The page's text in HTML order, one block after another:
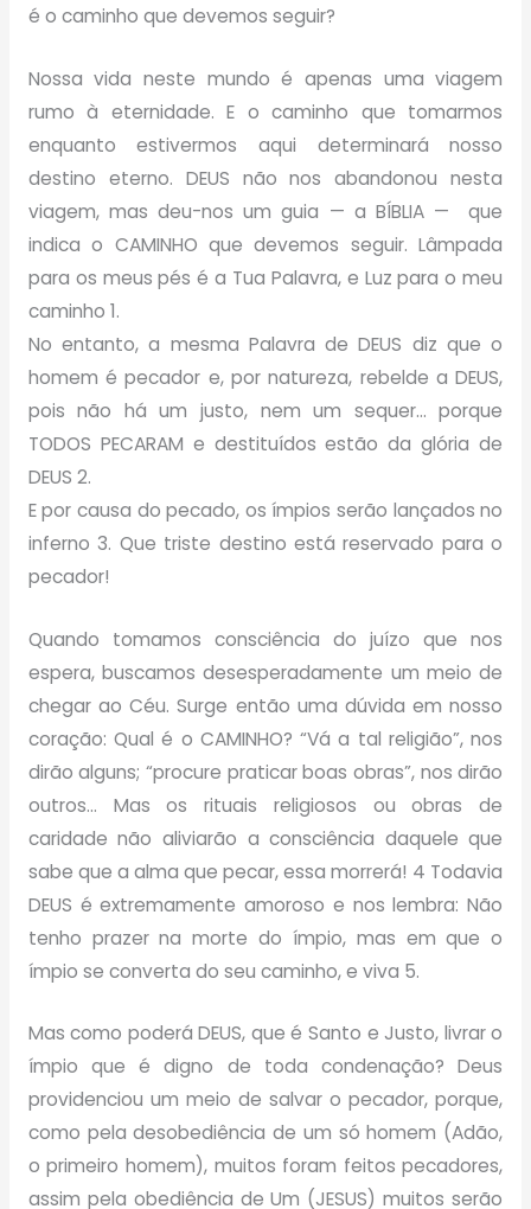
é o caminho que devemos seguir?
Nossa vida neste mundo é apenas uma viagem
rumo à eternidade. E o caminho que tomarmos
enquanto estivermos aqui determinará nosso
destino eterno. DEUS não nos abandonou nesta
viagem, mas deu-nos um guia — a BÍBLIA — que
indica o CAMINHO que devemos seguir. Lâmpada
para os meus pés é a Tua Palavra, e Luz para o meu
caminho 1.
No entanto, a mesma Palavra de DEUS diz que o
homem é pecador e, por natureza, rebelde a DEUS,
pois não há um justo, nem um sequer… porque
TODOS PECARAM e destituídos estão da glória de
DEUS 2.
E por causa do pecado, os ímpios serão lançados no
inferno 3. Que triste destino está reservado para o
pecador!
Quando tomamos consciência do juízo que nos
espera, buscamos desesperadamente um meio de
chegar ao Céu. Surge então uma dúvida em nosso
coração: Qual é o CAMINHO? “Vá a tal religião”, nos
dirão alguns; “procure praticar boas obras”, nos dirão
outros… Mas os rituais religiosos ou obras de
caridade não aliviarão a consciência daquele que
sabe que a alma que pecar, essa morrerá! 4 Todavia
DEUS é extremamente amoroso e nos lembra: Não
tenho prazer na morte do ímpio, mas em que o
ímpio se converta do seu caminho, e viva 5.
Mas como poderá DEUS, que é Santo e Justo, livrar o
ímpio que é digno de toda condenação? Deus
providenciou um meio de salvar o pecador, porque,
como pela desobediência de um só homem (Adão,
o primeiro homem), muitos foram feitos pecadores,
assim pela obediência de Um (JESUS) muitos serão